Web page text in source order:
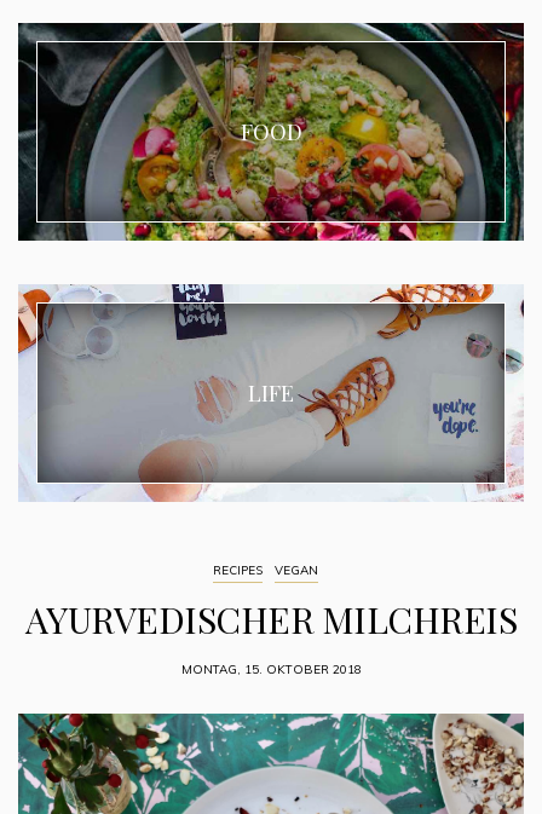
FOOD
LIFE
RECIPES VEGAN
AYURVEDISCHER MILCHREIS
MONTAG, 15. OKTOBER 2018